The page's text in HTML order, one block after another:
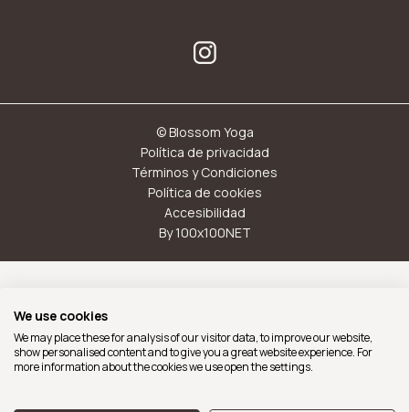
© Blossom Yoga
Política de privacidad
Términos y Condiciones
Política de cookies
Accesibilidad
By 100x100NET
We use cookies
We may place these for analysis of our visitor data, to improve our website,
show personalised content and to give you a great website experience. For
more information about the cookies we use open the settings.